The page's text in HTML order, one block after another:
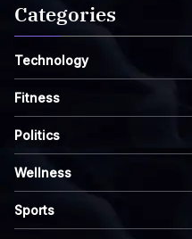
Categories
Technology
Fitness
Politics
Wellness
Sports